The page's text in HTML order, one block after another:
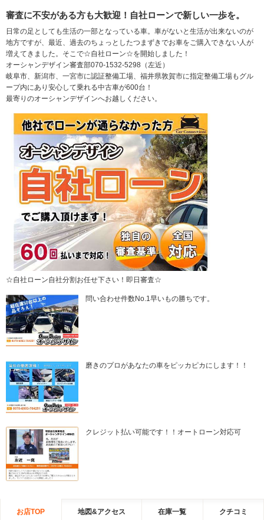
審査に不安がある方も大歓迎！自社ローンで新しい一歩を。
日常の足としても生活の一部となっている車。車がないと生活が出来ないのが
地方ですが、最近、過去のちょっとしたつまずきでお車をご購入できない人が
増えてきました。そこで☆自社ローン☆を開始しました！
オーシャンデザイン審査部070-1532-5298（左近）
岐阜市、新潟市、一宮市に認証整備工場、福井県敦賀市に指定整備工場もグル
ープ内にあり安心して乗れる中古車が600台！
最寄りのオーシャンデザインへお越しください。
☆自社ローン自社分割お任せ下さい！即日審査☆
問い合わせ件数No.1早いもの勝ちです。
磨きのプロがあなたの車をピッカピカにします！！
クレジット払い可能です！！オートローン対応可
お店TOP 地図&アクセス 在庫一覧 クチコミ